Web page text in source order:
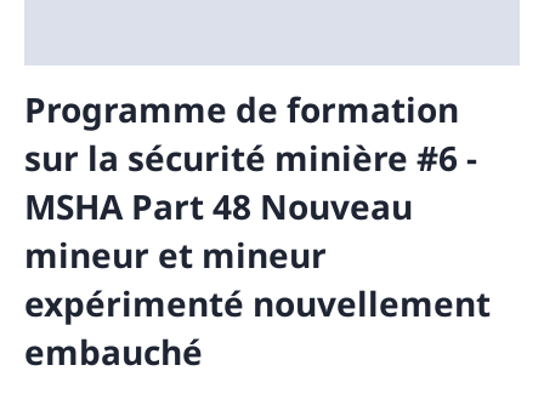
Programme de formation
sur la sécurité minière #6 -
MSHA Part 48 Nouveau
mineur et mineur
expérimenté nouvellement
embauché